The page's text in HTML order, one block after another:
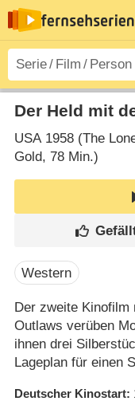
Der Held mit
USA1958 (The
Gold‎, 78 Min.)
Western
Der zweite Kinofilm
Outlaws verüben
ihnen drei
Lageplan für einen
Deutscher Kinostart